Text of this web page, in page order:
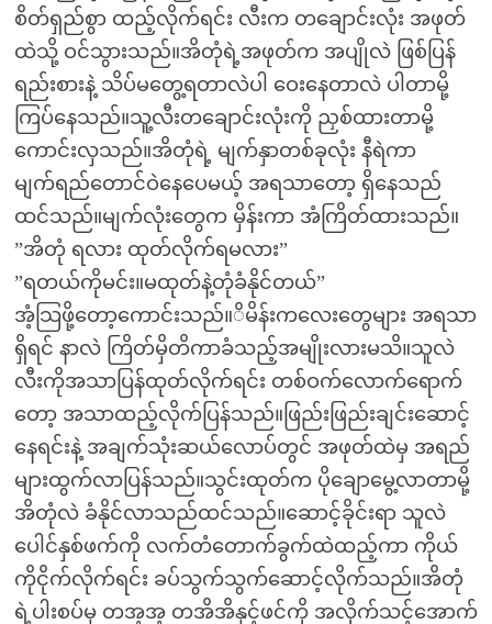
စိတ်ရှည်စွာ ထည့်လိုက်ရင်း လီးက တချောင်းလုံး အဖုတ်
ထဲသို့ ဝင်သွားသည်။အိတုံရဲ့အဖုတ်က အပျိုလဲ ဖြစ်ပြန်
ရည်းစားနဲ့ သိပ်မတွေ့ရတာလဲပါ ဝေးနေတာလဲ ပါတာမို့
ကြပ်နေသည်။သူ့လီးတချောင်းလုံးကို ညှစ်ထားတာမို့
ကောင်းလှသည်။အိတုံရဲ့ မျက်နှာတစ်ခုလုံး နီရဲကာ
မျက်ရည်တောင်ဝဲနေပေမယ့် အရသာတော့ ရှိနေသည်
ထင်သည်။မျက်လုံးတွေက မှိန်းကာ အံကြိတ်ထားသည်။
”အိတုံ ရလား ထုတ်လိုက်ရမလား”
”ရတယ်ကိုမင်း။မထုတ်နဲ့တုံခံနိုင်တယ်”
အံ့သြဖို့တော့ကောင်းသည်။ိမိန်းကလေးတွေများ အရသာ
ရှိရင် နာလဲ ကြိတ်မှိတိကာခံသည့်အမျိုးလားမသိ။သူလဲ
လီးကိုအသာပြန်ထုတ်လိုက်ရင်း တစ်ဝက်လောက်ရောက်
တော့ အသာထည့်လိုက်ပြန်သည်။ဖြည်းဖြည်းချင်းဆောင့်
နေရင်းနဲ့ အချက်သုံးဆယ်လောပ်တွင် အဖုတ်ထဲမှ အရည်
များထွက်လာပြန်သည်။သွင်းထုတ်က ပိုချောမွေ့လာတာမို့
အိတုံလဲ ခံနိုင်လာသည်ထင်သည်။ဆောင့်ခိုင်းရာ သူလဲ
ပေါင်နှစ်ဖက်ကို လက်တံတောက်ခွက်ထဲထည့်ကာ ကိုယ်
ကိုငိုက်လိုက်ရင်း ခပ်သွက်သွက်ဆောင့်လိုက်သည်။အိတုံ
ရဲ့ပါးစပ်မှ တအ့အ့ တအိအိနှင့်ဖင်ကို အလိုက်သင့်အောက်